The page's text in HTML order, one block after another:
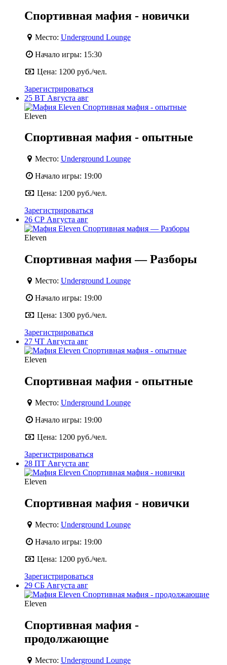
Спортивная мафия - новички
Место: Underground Lounge
Начало игры: 15:30
Цена: 1200 руб./чел.
Зарегистрироваться
25 ВТ Августа авг
Eleven
Спортивная мафия - опытные
Место: Underground Lounge
Начало игры: 19:00
Цена: 1200 руб./чел.
Зарегистрироваться
26 СР Августа авг
Eleven
Спортивная мафия — Разборы
Место: Underground Lounge
Начало игры: 19:00
Цена: 1300 руб./чел.
Зарегистрироваться
27 ЧТ Августа авг
Eleven
Спортивная мафия - опытные
Место: Underground Lounge
Начало игры: 19:00
Цена: 1200 руб./чел.
Зарегистрироваться
28 ПТ Августа авг
Eleven
Спортивная мафия - новички
Место: Underground Lounge
Начало игры: 19:00
Цена: 1200 руб./чел.
Зарегистрироваться
29 СБ Августа авг
Eleven
Спортивная мафия -
продолжающие
Место: Underground Lounge